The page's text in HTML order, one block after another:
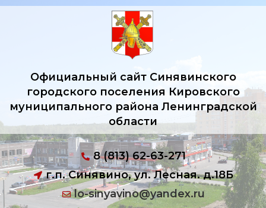
Официальный сайт Синявинского
городского поселения Кировского
муниципального района Ленинградской
области
8 (813) 62-63-271
г.п. Синявино, ул. Лесная. д.18Б
lo-sinyavino@yandex.ru